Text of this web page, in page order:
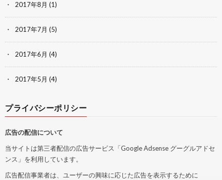
2017年8月 (1)
2017年7月 (5)
2017年6月 (4)
2017年5月 (4)
プライバシーポリシー
広告の配信について
当サイトは第三者配信の広告サービス「Google Adsense グーグルアドセ
ンス」を利用しています。
広告配信事業者は、ユーザーの興味に応じた広告を表示するために